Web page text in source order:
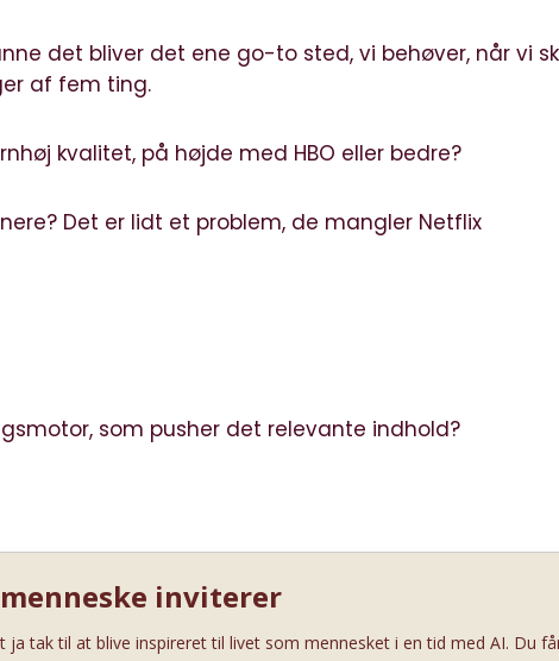
det bliver det ene go-to sted, vi behøver, når vi
af fem ting.
kvalitet, på højde med HBO eller bedre?
Det er lidt et problem, de mangler Netflix
som pusher det relevante indhold?